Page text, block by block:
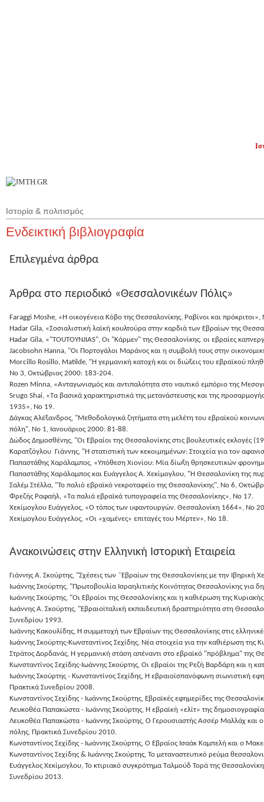
Ιστορία & πολιτισμός
Ενδεικτική βιβλιογραφία
Επιλεγμένα άρθρα
Άρθρα στο περιοδικό «Θεσσαλονικέων Πόλις»
Faraggi Moshe, «Η οικογένεια Κόβο της Θεσσαλονίκης. Ραβίνοι και
Hadar Gila, «Σοσιαλιστική λαϊκή κουλτούρα στην καρδιά των Εβραίων της
Hadar Gila, «"TOUTOYNJIAS", Οι "Κάρμεν" της Θεσσαλονίκης. οι εβραίες
Jacobsohn Hanna, "Οι Πορτογάλοι Μαράνος και η συμβολή τους στην
Morcillo Rosillo, Matilde, "Η γερμανική κατοχή και οι διώξεις του εβραϊκού
Νο 3, Οκτώβριος 2000: 183-204.
Rozen Minna, «Ανταγωνισμός και αντιπαλότητα στο ναυτικό εμπόριο της
Srugo Shai, «Τα βασικά χαρακτηριστικά της μετανάστευσης και της
1935», Νο 19.
Δάγκας Αλέξανδρος, "Μεθοδολογικά ζητήματα στη μελέτη του εβραϊκού
πόλη", Νο 1, Ιανουάριος 2000: 81-88.
Δώδος Δημοσθένης, "Οι Eβραίοι της Θεσσαλονίκης στις βουλευτικές
Καρατζόγλου Γιάννης, "Η στατιστική των κεκοιμημένων: Στοιχεία για τον
Παπαστάθης Χαράλαμπος, «Υπόθεση Χιονίου: Μία δίωξη θρησκευτικών
Παπαστάθης Χαράλαμπος και Ευάγγελος Α. Χεκίμογλου, "Η Θεσσαλονίκη της
Σαλέμ Στέλλα, "Το παλιό εβραϊκό νεκροταφείο της Θεσσαλονίκης", Νο 6,
Φρεζής Ραφαήλ, «Τα παλιά εβραϊκά τυπογραφεία της Θεσσαλονίκης», Νο 17.
Χεκίμογλου Ευάγγελος, «Ο τόπος των υφαντουργών. Θεσσαλονίκη 1664», Νο
Χεκίμογλου Ευάγγελος, «Οι «χαμένες» επιταγές του Μέρτεν», Νο 18.
Ανακοινώσεις στην Ελληνική Ιστορική Εταιρεία
Γιάννης Α. Σκούρτης, "Σχέσεις των ΅Εβραίων της Θεσσαλονίκης με την
Ιωάννης Σκούρτης, "Πρωτοβουλία Ισραηλιτικής Κοινότητας Θεσσαλονίκης για
Ιωάννης Σκούρτης, "Οι Εβραίοι της Θεσσαλονίκης και η καθιέρωση της
Ιωάννης Α. Σκούρτης, "Εβραιοϊταλική εκπαιδευτική δραστηριότητα στη
Συνεδρίου 1993.
Ιωάννης Κακουλίδης, Η συμμετοχή των Εβραίων της Θεσσαλονίκης στις
Ιωάννης Σκούρτης-Κωνσταντίνος Σεχίδης, Νέα στοιχεία για την καθιέρωση
Στράτος Δορδανάς, Η γερμανική στάση απέναντι στο εβραϊκό "πρόβλημα" της
Κωνσταντίνος Σεχίδης-Ιωάννης Σκούρτης, Οι εβραίοι της Ρεζή Βαρδάρη και
Ιωάννης Σκούρτης - Κωνσταντίνος Σεχίδης, H εβραιοϊσπανόφωνη σιωνιστική
Πρακτικά Συνεδρίου 2008.
Κωνσταντίνος Σεχίδης - Ιωάννης Σκούρτης, Εβραϊκές εφημερίδες της
Λευκοθέα Παπακώστα - Ιωάννης Σκούρτης, Η εβραϊκή «ελίτ» της
Λευκοθέα Παπακώστα - Ιωάννης Σκούρτης, Ο Γερουσιαστής Ασσέρ Μαλλάχ και
πόλης, Πρακτικά Συνεδρίου 2010.
Κωνσταντίνος Σεχίδης - Ιωάννης Σκούρτης, Ο Εβραίος Ισαάκ Καμπελή και ο
Κωνσταντίνος Σεχίδης & Ιωάννης Σκούρτης, Το μεταναστευτικό ρεύμα
Ευάγγελος Χεκίμογλου, Το κτιριακό συγκρότημα Ταλμούδ Τορά της
Συνεδρίου 2013.